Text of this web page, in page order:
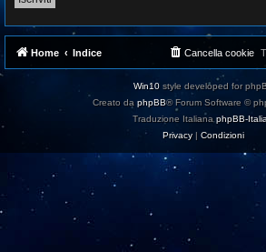
Home Indice Cancella cookie
Win10style developed for
Creato da phpBB® Forum Software ©
Traduzione Italiana phpBB-
Privacy | Condizioni